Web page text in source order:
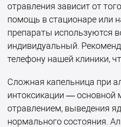
отравления зависит от
помощь в стационаре или
препараты используются
индивидуальный.
телефону нашей клиники,
Сложная капельница при
интоксикации — основной
отравлением, выведения
нормального состояния.